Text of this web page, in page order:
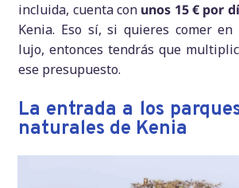
incluida, cuenta con unos 15 € por
Kenia. Eso sí, si quieres comer
lujo, entonces tendrás que
ese presupuesto.
La entrada a los
naturales de Kenia